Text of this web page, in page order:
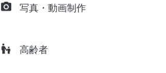
camera_alt 写真・動画制作
escalator_warning 高齢者